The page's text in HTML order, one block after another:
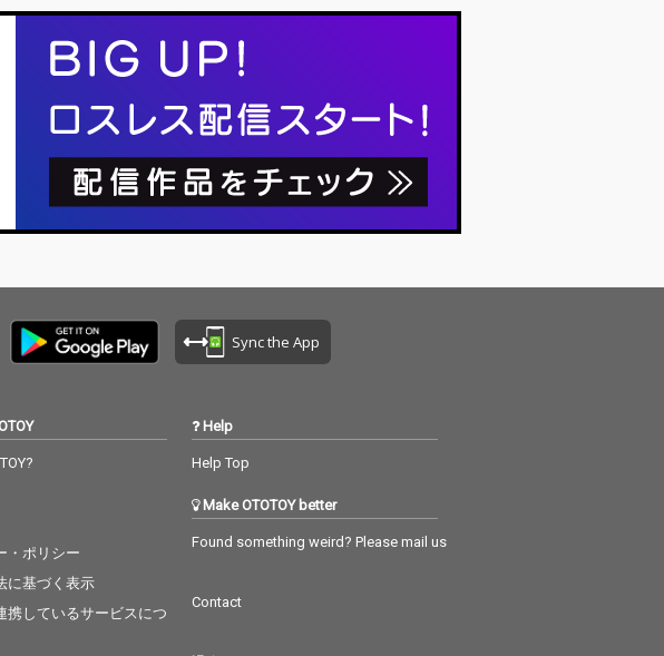
アニスト、ユジャ・ワ
アニスト、ユジャ・ワ
Sync the App
・ポリシー
に基づく表示
携しているサービスにつ
Help
Help Top
Make OTOTOY better
Found something weird? Please mail us
Contact